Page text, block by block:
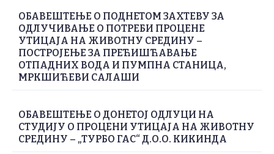
ОБАВЕШТЕЊЕ О ПОДНЕТОМ ЗАХТЕВУ ЗА
ОДЛУЧИВАЊЕ О ПОТРЕБИ ПРОЦЕНЕ
УТИЦАЈА НА ЖИВОТНУ СРЕДИНУ –
ПОСТРОЈЕЊЕ ЗА ПРЕЋИШЋАВАЊЕ
ОТПАДНИХ ВОДА И ПУМПНА СТАНИЦА,
МРКШИЋЕВИ САЛАШИ
ОБАВЕШТЕЊЕ О ДОНЕТОЈ ОДЛУЦИ НА
СТУДИЈУ О ПРОЦЕНИ УТИЦАЈА НА ЖИВОТНУ
СРЕДИНУ – „ТУРБО ГАС“ Д.О.О. КИКИНДА